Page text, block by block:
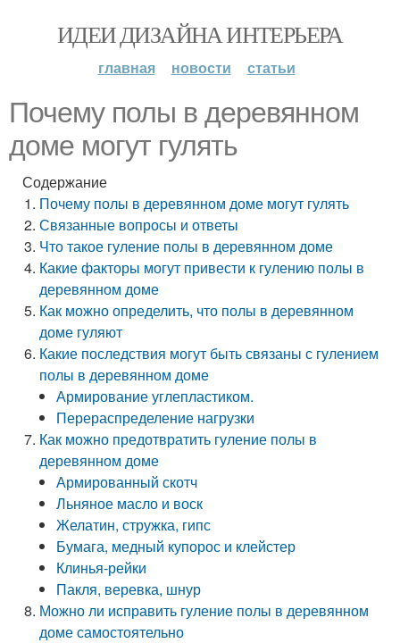
ИДЕИ ДИЗАЙНА ИНТЕРЬЕРА
главная новости статьи
Почему полы в деревянном
доме могут гулять
Содержание
Почему полы в деревянном доме могут гулять
Связанные вопросы и ответы
Что такое гуление полы в деревянном доме
Какие факторы могут привести к гулению полы в
деревянном доме
Как можно определить, что полы в деревянном
доме гуляют
Какие последствия могут быть связаны с гулением
полы в деревянном доме
Армирование углепластиком.
Перераспределение нагрузки
Как можно предотвратить гуление полы в
деревянном доме
Армированный скотч
Льняное масло и воск
Желатин, стружка, гипс
Бумага, медный купорос и клейстер
Клинья-рейки
Пакля, веревка, шнур
Можно ли исправить гуление полы в деревянном
доме самостоятельно